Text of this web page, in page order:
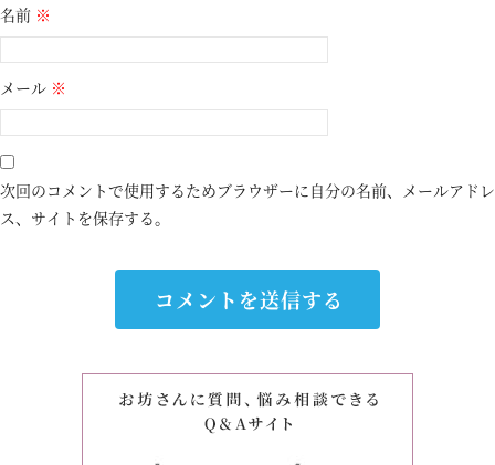
名前 ※
メール ※
次回のコメントで使用するためブラウザーに自分の名前、メールアドレ
ス、サイトを保存する。